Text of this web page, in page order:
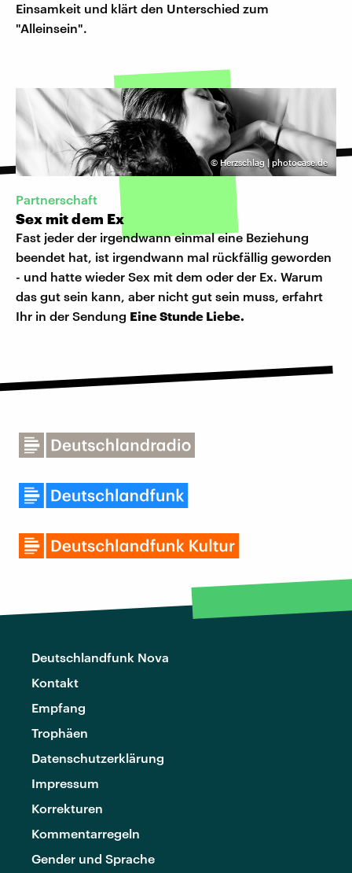
Einsamkeit und klärt den Unterschied zum
"Alleinsein".
© Herzschlag | photocase.de
Partnerschaft
Sex mit dem Ex
Fast jeder der irgendwann einmal eine Beziehung
beendet hat, ist irgendwann mal rückfällig geworden
- und hatte wieder Sex mit dem oder der Ex. Warum
das gut sein kann, aber nicht gut sein muss, erfahrt
Ihr in der Sendung Eine Stunde Liebe.
Deutschlandfunk Nova
Kontakt
Empfang
Trophäen
Datenschutzerklärung
Impressum
Korrekturen
Kommentarregeln
Gender und Sprache